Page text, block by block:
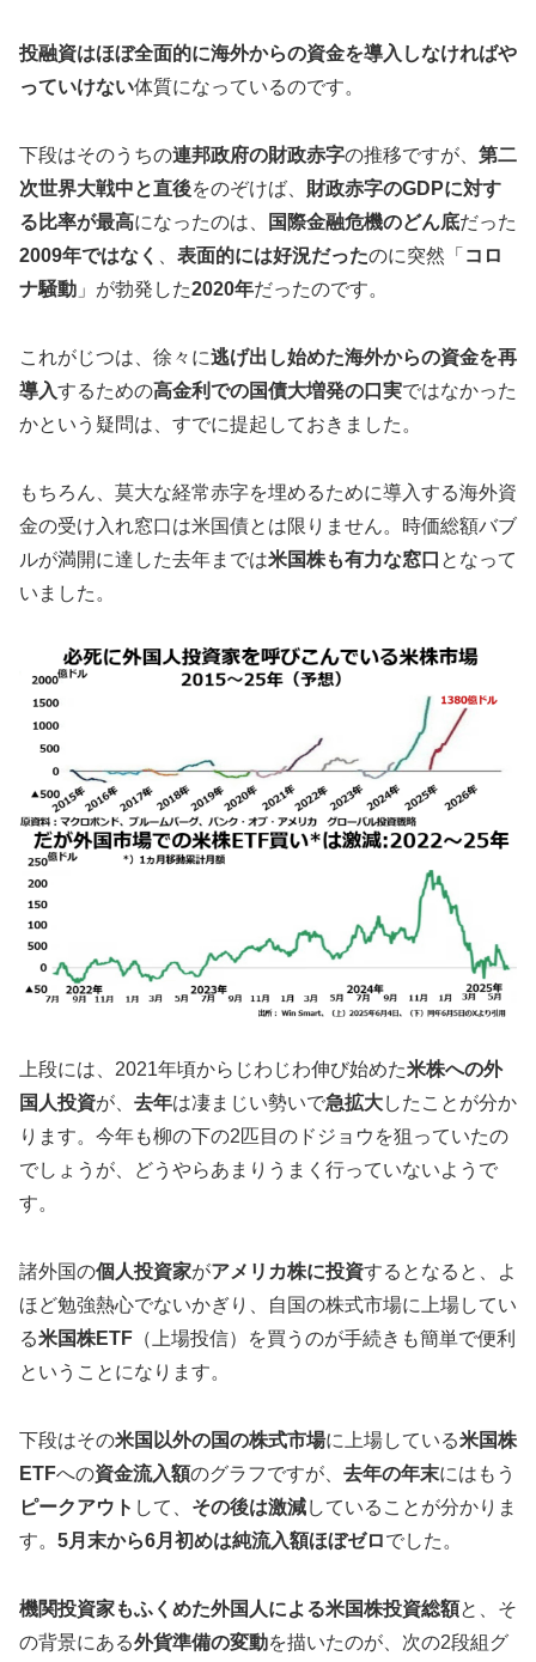
投融資はほぼ全面的に海外からの資金を導入しなければや
っていけない体質になっているのです。
下段はそのうちの連邦政府の財政赤字の推移ですが、 第二
次世界大戦中と直後をのぞけば、 財政赤字のGDPに対す
る比率が最高になったのは、 国際金融危機のどん底だった
2009年ではなく
表面的には好況だったのに突然「 コロ
ナ騒動 」が勃発した2020年だったのです。
これがじつは、徐々に逃げ出し始めた海外からの資金を再
導入するための高金利での国債大増発の口実ではなかった
かという疑問は、すでに提起しておきました。
もちろん、莫大な経常赤字を埋めるために導入する海外資
金の受け入れ窓口は米国債とは限りません。時価総額バブ
ルが満開に達した去年までは米国株も有力な窓口 となって
いました。
上段には、2021年頃からじわじわ伸び始めた米株への外
国人投資が、 去年は凄まじい勢いで急拡大したことが分か
ります。今年も柳の下の2匹目のドジョウを狙っていたの
でしょうが、どうやらあまりうまく行っていないようで
す。
諸外国の個人投資家がアメリカ株に投資するとなると、よ
ほど勉強熱心でないかぎり、自国の株式市場に上場してい
る米国株ETF （上場投信）を買うのが手続きも簡単で便利
ということになります。
下段はその米国以外の国の株式市場に上場している米国株
ETFへの資金流入額のグラフですが、 去年の年末にはもう
ピークアウト して、 その後は激減していることが分かりま
す。 5月末から6月初めは純流入額ほぼゼロでした。
機関投資家もふくめた外国人による米国株投資総額と、そ
の背景にある外貨準備の変動を描いたのが、次の2段組グ